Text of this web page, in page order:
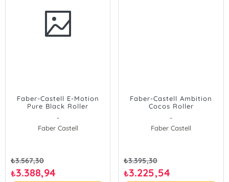
Faber-Castell E-Motion
Pure Black Roller
-
Faber Castell
₺3.567,30
₺3.388,94
Faber-Castell Ambition
Cocos Roller
-
Faber Castell
₺3.395,30
₺3.225,54